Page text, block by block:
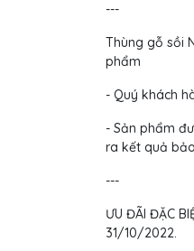
---
Thùng gỗ sồi
phẩm
- Quý khách
- Sản phẩm
ra kết quả
---
ƯU ĐÃI ĐẶC
31/10/2022.